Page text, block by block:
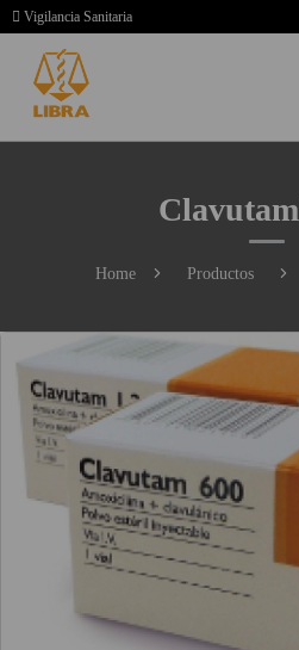
Vigilancia Sanitaria
Clavutam
Home Productos